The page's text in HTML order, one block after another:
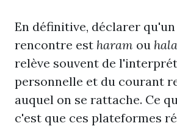
En définitive, déclarer
rencontre est haram ou
relève souvent de
personnelle et du courant
auquel on se rattache. Ce
c'est que ces plateformes